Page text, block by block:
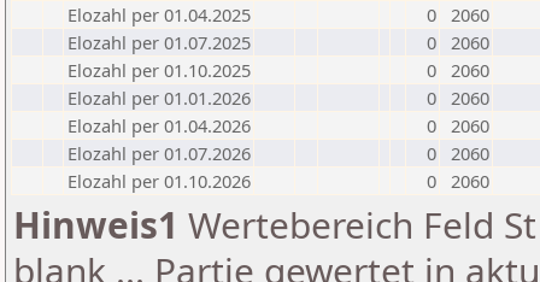
Elozahl per 01.04.2025
0 2060
Elozahl per 01.07.2025
0 2060
Elozahl per 01.10.2025
0 2060
Elozahl per 01.01.2026
0 2060
Elozahl per 01.04.2026
0 2060
Elozahl per 01.07.2026
0 2060
Elozahl per 01.10.2026
0 2060
Hinweis1 Wertebereich Feld
blank ... Partie gewertet in